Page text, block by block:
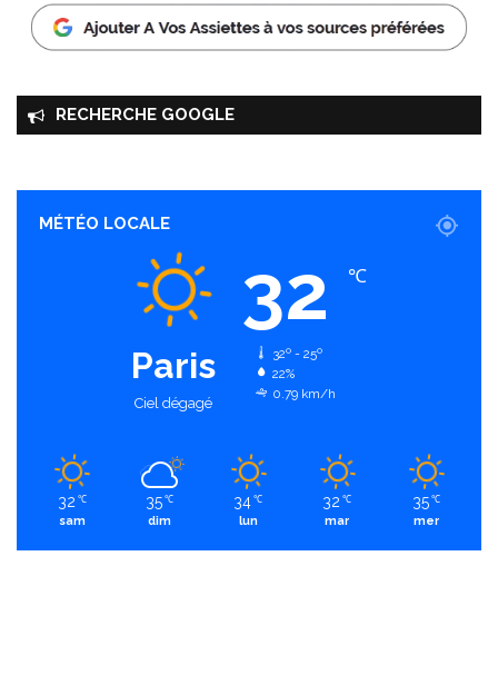
RECHERCHE GOOGLE
MÉTÉO LOCALE
Paris
Ciel dégagé
32 ℃
32º - 25º
22%
0.79 km/h
32 ℃
sam
35 ℃
dim
34 ℃
lun
32 ℃
mar
35 ℃
mer